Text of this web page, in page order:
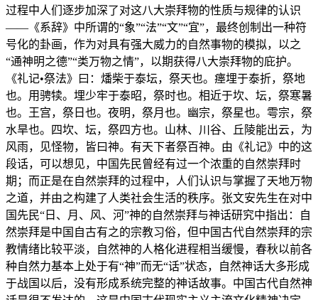
过程中人们逐步加深了对这八大崇拜物的性质与规律的认识
——《系辞》中所谓的“象”“法”“文”“宜”，最终创制出一种符
号化的卦画，作为对具有强大威力的自然事物的模拟，以之
“通神明之德”“类万物之情”，以期获得八大崇拜物的庇护。
《礼记•祭法》曰：燔柴于泰坛，祭天也。瘗埋于泰折，祭地
也。用骋犊。埋少牢于泰昭，祭时也。相近于坎、坛，祭寒暑
也。王宫，祭日也。夜明，祭月也。幽宗，祭星也。雩宗，祭
水旱也。四坎、坛，祭四方也。山林、川谷、丘陵能出云，为
风雨，见怪物，皆曰神。有天下者祭百神。由《礼记》中的这
段话，可以想见，中国先民曾经有过一个浓重的自然崇拜时
期；而正是在自然崇拜的过程中，人们认识与掌握了天地万物
之道，并由之构建了人类社会生活的秩序。张文安先生在对中
国先民“日、月、风、河”神的自然崇拜与神话研究中指出：自
然崇拜是中国自古有之的宗教习俗，但中国古代自然崇拜的宗
教情绪比较平淡，自然神的人格化进程相当缓慢，春秋以前各
种自然力基本上处于有“神”而无“话”状态，自然神话大多形成
于战国以后，没有形成系统完整的神话故事。中国古代自然神